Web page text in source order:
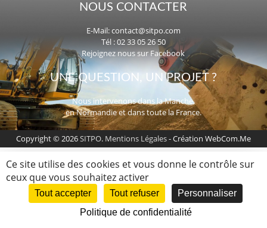
NOUS CONTACTER
E-Mail:contact@sitpo.com
Tél : 02 33 05 26 50
Rejoignez nous sur Facebook
UNE QUESTION, UN PROJET ?
Nous intervenons dans la Manche,
en Normandie et dans toute la France.
Copyright © 2026SITPO. Mentions Légales- Création WebCom.Me
Ce site utilise des cookies et vous donne le contrôle sur
ceux que vous souhaitez activer
Tout accepter Tout refuser
Personnaliser
Politique de confidentialité